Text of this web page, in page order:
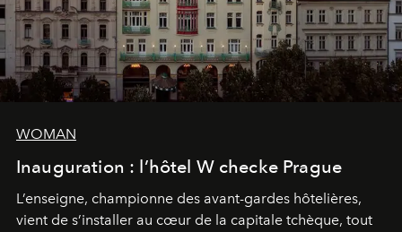
WOMAN
Inauguration : l’hôtel W checke Prague
L’enseigne, championne des avant-gardes hôtelières,
vient de s’installer au cœur de la capitale tchèque, tout